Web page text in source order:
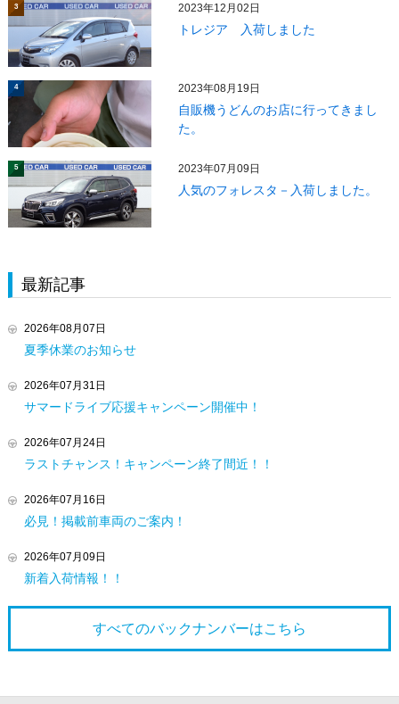
3 2023年12月02日
トレジア 入荷しました
4 2023年08月19日
自販機うどんのお店に行ってきまし
た。
5 2023年07月09日
人気のフォレスタ－入荷しました。
最新記事
2026年08月07日
夏季休業のお知らせ
2026年07月31日
サマードライブ応援キャンペーン開催中！
2026年07月24日
ラストチャンス！キャンペーン終了間近！！
2026年07月16日
必見！掲載前車両のご案内！
2026年07月09日
新着入荷情報！！
すべてのバックナンバーはこちら